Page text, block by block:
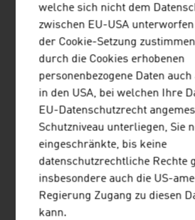
Quelle: Verband der
IFPI Austria, Österreichischer
Lizenzeinnahmen
Insgesamt:
270,4
Mio.
listen
links
LINKS
welche sich nicht dem
zwischen EU-USA unterworfen
der Cookie-Setzung
durch die Cookies erhobenen
personenbezogene Daten
in den USA, bei welchen Ihre
EU-Datenschutzrecht
Schutzniveau unterliegen, Sie
eingeschränkte, bis keine
datenschutzrechtliche Rechte
insbesondere auch die US-
Regierung Zugang zu diesen
kann.